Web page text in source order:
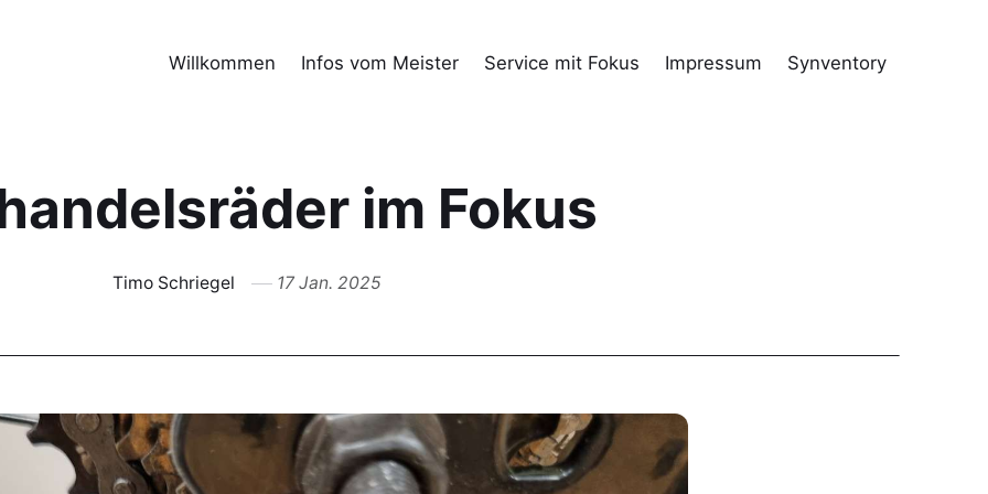
Willkommen Infos vom Meister Service mit Fokus Impressum Synventory
im Fokus
Timo Schriegel 17 Jan. 2025